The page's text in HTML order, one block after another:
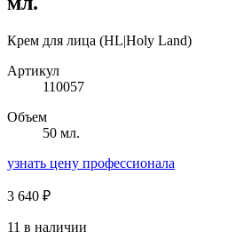
Крем для лица (HL|Holy Land)
Артикул
110057
Объем
50 мл.
узнать цену профессионала
3 640 ₽
11 в наличии